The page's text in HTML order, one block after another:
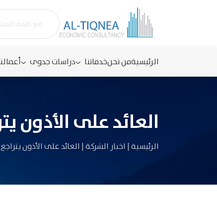
الرئيسيةمن نحنخدماتنا دراسات جدوى
العائد على
الرئيسية | اخبار الشركة | العائد على الأذون